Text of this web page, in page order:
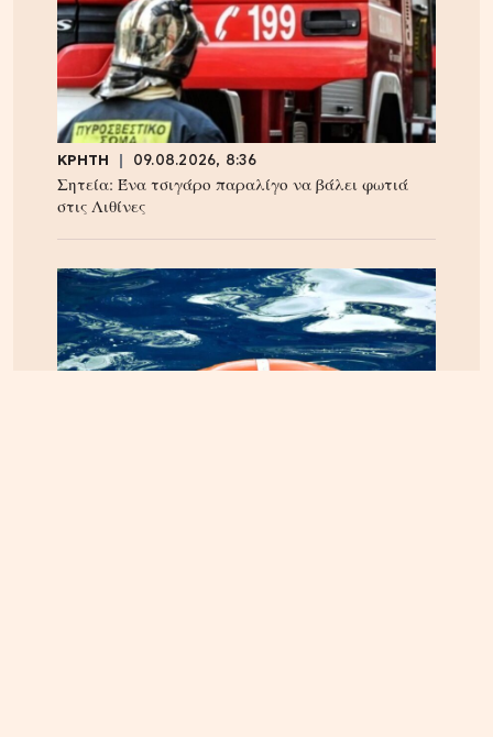
ΚΡΗΤΗ 09.08.2026, 8:36
Σητεία: Ένα τσιγάρο παραλίγο να βάλει φωτιά
στις Λιθίνες